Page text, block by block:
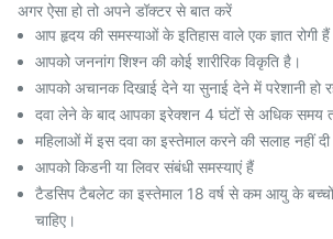
अगर ऐसा हो तो अपने डॉक्टर से बात करें
आप हृदय की समस्याओं के इतिहास वाले एक ज्ञात रोगी
आपको जननांग शिश्न की कोई शारीरिक विकृति है।
आपको अचानक दिखाई देने या सुनाई देने में परेशानी हो
दवा लेने के बाद आपका इरेक्शन 4 घंटों से अधिक समय
महिलाओं में इस दवा का इस्तेमाल करने की सलाह नहीं दी
आपको किडनी या लिवर संबंधी समस्याएं हैं
टैडसिप टैबलेट का इस्तेमाल 18 वर्ष से कम आयु के बच्चों
चाहिए।